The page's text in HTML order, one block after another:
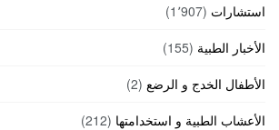
استشارات (1٬907)
الأخبار الطبية (155)
الأطفال الخدج و الرضع (2)
الأعشاب الطبية و استخدامتها (212)